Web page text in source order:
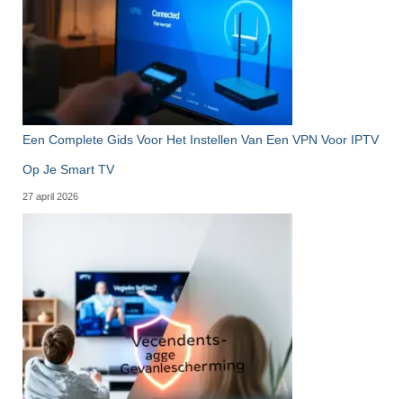
Een Complete Gids Voor Het Instellen Van Een VPN Voor IPTV
Op Je Smart TV
27 april 2026